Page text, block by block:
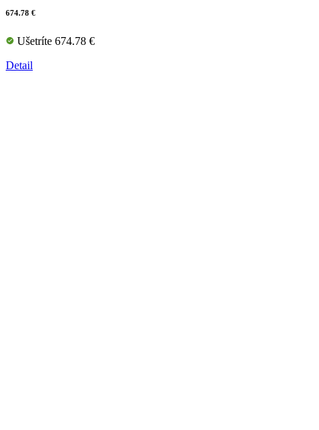
674.78 €
Ušetríte 674.78 €
Detail